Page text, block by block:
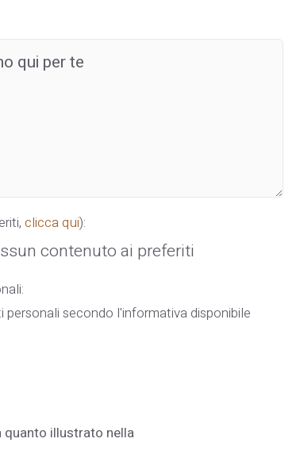
clicca qui):
contenuto ai preferiti
secondo l'informativa disponibile
quanto illustrato nella